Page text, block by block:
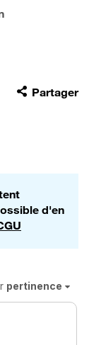
Partager
d'en